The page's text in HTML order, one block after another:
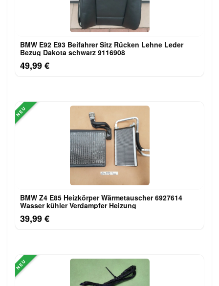
BMW E92 E93 Beifahrer Sitz Rücken Lehne Leder
Bezug Dakota schwarz 9116908
49,99 €
NEU
BMW Z4 E85 Heizkörper Wärmetauscher 6927614
Wasser kühler Verdampfer Heizung
39,99 €
NEU